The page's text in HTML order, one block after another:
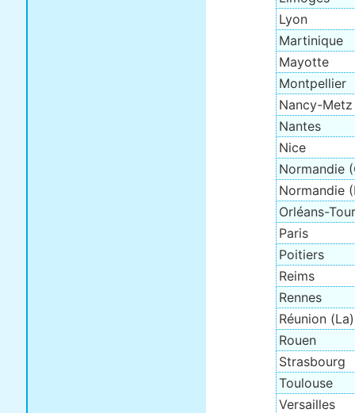
Lyon
Martinique
Mayotte
Montpellier
Nancy-Metz
Nantes
Nice
Normandie
Normandie
Orléans-
Paris
Poitiers
Reims
Rennes
Réunion (La)
Rouen
Strasbourg
Toulouse
Versailles